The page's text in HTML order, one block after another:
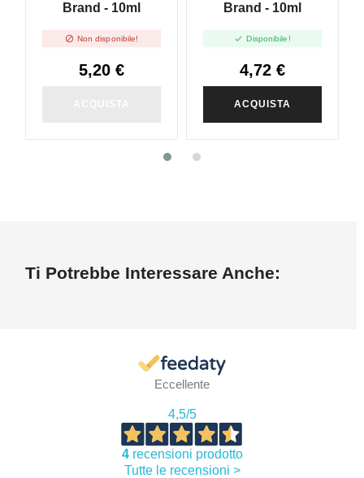
Brand - 10ml
 Non disponibile!
5,20 €
Brand - 10ml
 Disponibile!
4,72 €
ACQUISTA
Ti Potrebbe Interessare Anche:
Eccellente
4,5/5
4recensioni prodotto
Tutte le recensioni >